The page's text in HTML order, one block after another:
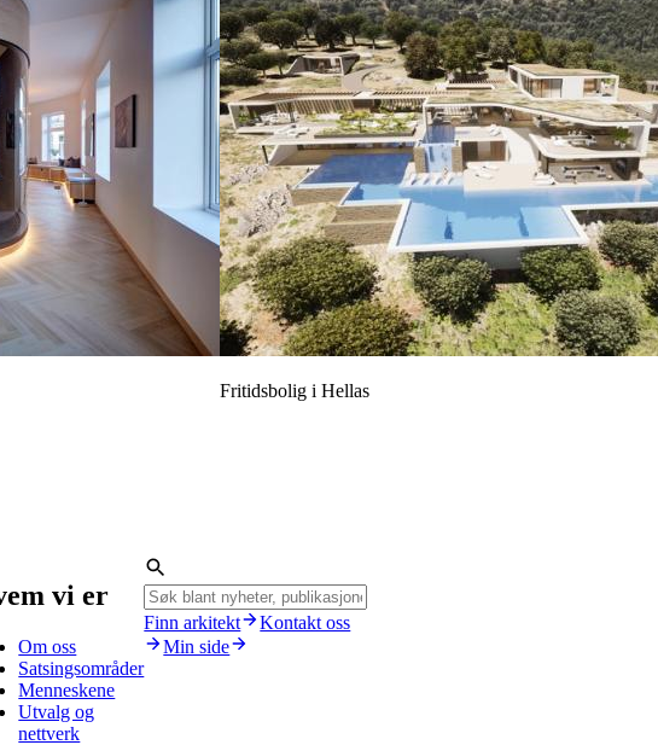
Fritidsbolig i Hellas
vi er
Om oss
Satsingsområder
Menneskene
Utvalg og
nettverk
Finn arkitekt
Kontakt oss
Min side